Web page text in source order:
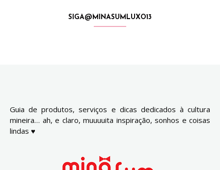
SIGA@MINASUMLUXO13
Guia de produtos, serviços e dicas dedicados à cultura
mineira… ah, e claro, muuuuita inspiração, sonhos e coisas
lindas ♥